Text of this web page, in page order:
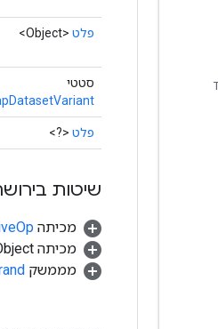
פלט <Object>
סטטי
פלט <?>
שיטות
מכיתה
מכיתה java.lang.Object
מממשק